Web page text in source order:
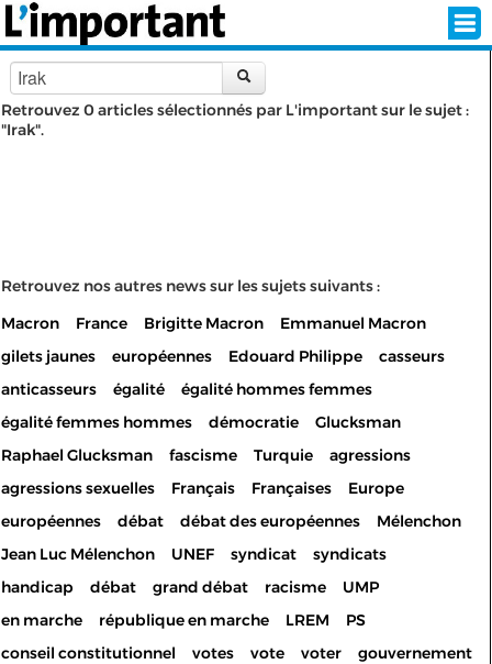
SUR L'ÉCRAN D'ACCUEIL
ABONNEZ-VOUS À LA NEWSLETTER!
SUIVEZ NOUS:
Retrouvez 0 articles sélectionnés par L'important sur le sujet :
"Irak".
Retrouvez nos autres news sur les sujets suivants :
Macron
France Brigitte Macron
Emmanuel Macron
gilets jaunes
européennes Edouard Philippe
casseurs
anticasseurs
égalité
égalité hommes femmes
égalité femmes hommes
démocratie
Glucksman
Raphael Glucksman
fascisme Turquie
agressions
agressions sexuelles
Français Françaises
Europe
européennes
débat débat des européennes
Mélenchon
Jean Luc Mélenchon
UNEF syndicat
syndicats
handicap
débat grand débat racisme
UMP
en marche
république en marche LREM
PS
conseil constitutionnel
votes vote voter
gouvernement